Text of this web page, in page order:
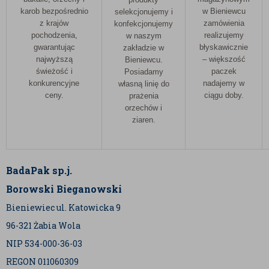
przyjemnemu smakowi i wysokiej jakości. Nazwa
pochodzi od portu Santos, skąd od wieków wysyłane
są transporty brazylijskiej kawy na cały świat. Dziś jest
to synonim jakości i tradycji w świecie kawy.
FAQ – NAJCZĘŚCIEJ
ZADAWANE PYTANIA
Czy kawa bezkofeinowa smakuje tak
charakterystyczne nuty czekoladowo-
Czy można pić kawę bezkofeinową
wieczorem?
Tak, brak kofeiny sprawia, że nie działa
pobudzająco, dlatego jest idealna do
spożycia w godzinach popołudniowych i
wieczornych.
Świetnie smakuje zarówno jako espresso,
karob bezpośrednio
z krajów
pochodzenia,
gwarantując
najwyższą
świeżość i
konkurencyjne
ceny.
selekcjonujemy i
konfekcjonujemy
w naszym
zakładzie w
Bieniewcu.
Posiadamy
własną linię do
prażenia
orzechów i
ziaren.
w Bieniewcu
zamówienia
realizujemy
błyskawicznie
– większość
paczek
nadajemy w
ciągu doby.
BadaPak sp.j.
Borowski Bieganowski
Bieniewiec ul. Katowicka 9
96-321 Żabia Wola
NIP 534-000-36-03
REGON 011060309